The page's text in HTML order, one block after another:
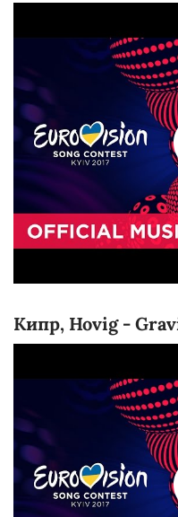
Кипр, Hovig -